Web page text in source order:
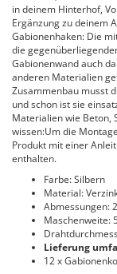
in deinem Hinterhof,
Ergänzung zu deinem
Gabionenhaken: Die
die
Gabionenwand auch
anderen Materialien
Zusammenbau musst
und schon ist sie
Materialien wie Beton,
wissen:Um die
Produkt mit einer
enthalten.
Farbe: Silbern
Material:
Abmessungen:
Maschenweite:
Lieferung
12 x